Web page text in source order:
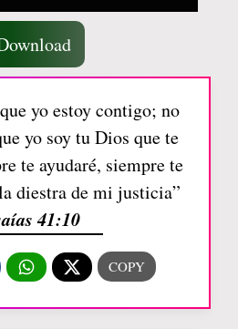
yo estoy contigo; no
yo soy tu Dios que te
te ayudaré, siempre te
diestra de mi justicia”
41:10